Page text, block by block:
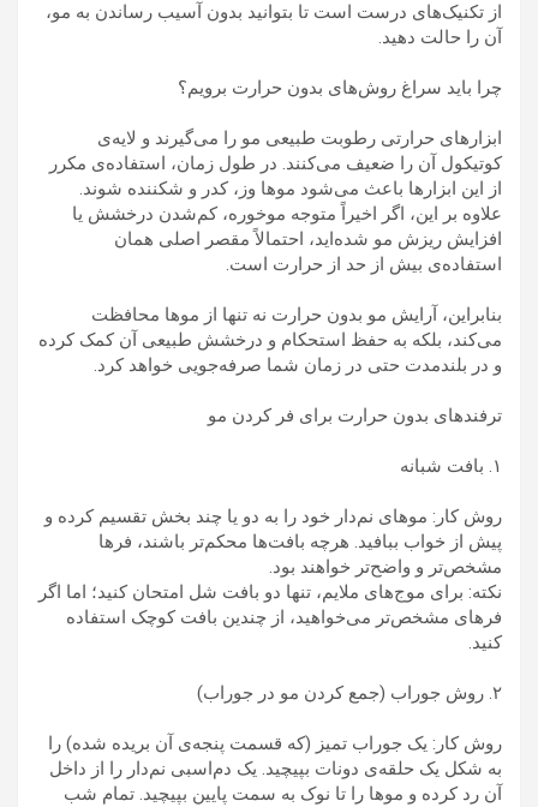
از تکنیک‌های درست است تا بتوانید بدون آسیب رساندن به مو،
آن را حالت دهید.
چرا باید سراغ روش‌های بدون حرارت برویم؟
ابزارهای حرارتی رطوبت طبیعی مو را می‌گیرند و لایه‌ی
کوتیکول آن را ضعیف می‌کنند. در طول زمان، استفاده‌ی مکرر
از این ابزارها باعث می‌شود موها وز، کدر و شکننده شوند.
علاوه بر این، اگر اخیراً متوجه موخوره، کم‌شدن درخشش یا
افزایش ریزش مو شده‌اید، احتمالاً مقصر اصلی همان
استفاده‌ی بیش از حد از حرارت است.
بنابراین، آرایش مو بدون حرارت نه تنها از موها محافظت
می‌کند، بلکه به حفظ استحکام و درخشش طبیعی آن کمک کرده
و در بلندمدت حتی در زمان شما صرفه‌جویی خواهد کرد.
ترفندهای بدون حرارت برای فر کردن مو
۱. بافت شبانه
روش کار: موهای نم‌دار خود را به دو یا چند بخش تقسیم کرده و
پیش از خواب ببافید. هرچه بافت‌ها محکم‌تر باشند، فرها
مشخص‌تر و واضح‌تر خواهند بود.
نکته: برای موج‌های ملایم، تنها دو بافت شل امتحان کنید؛ اما اگر
فرهای مشخص‌تر می‌خواهید، از چندین بافت کوچک استفاده
کنید.
۲. روش جوراب (جمع کردن مو در جوراب)
روش کار: یک جوراب تمیز (که قسمت پنجه‌ی آن بریده شده) را
به شکل یک حلقه‌ی دونات بپیچید. یک دم‌اسبی نم‌دار را از داخل
آن رد کرده و موها را تا نوک به سمت پایین بپیچید. تمام شب